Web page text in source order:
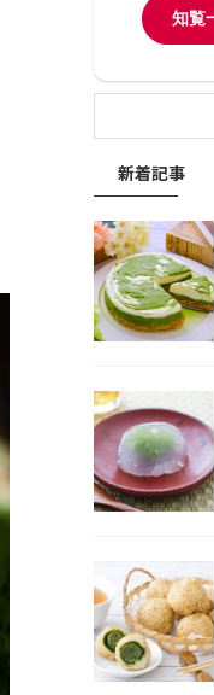
知覧
新着記事